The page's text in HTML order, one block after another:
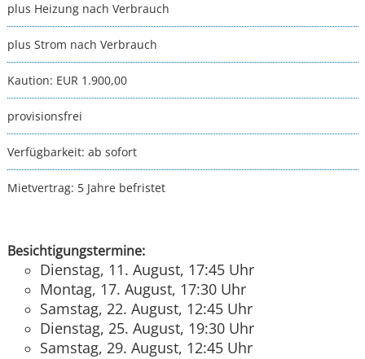
plus Heizung nach Verbrauch
plus Strom nach Verbrauch
Kaution: EUR 1.900,00
provisionsfrei
Verfügbarkeit: ab sofort
Mietvertrag: 5 Jahre befristet
Besichtigungstermine:
Dienstag, 11. August, 17:45 Uhr
Montag, 17. August, 17:30 Uhr
Samstag, 22. August, 12:45 Uhr
Dienstag, 25. August, 19:30 Uhr
Samstag, 29. August, 12:45 Uhr